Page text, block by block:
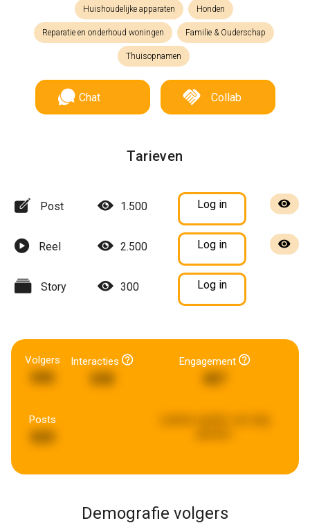
Huishoudelijke apparaten Honden
Reparatie en onderhoud woningen Familie & Ouderschap
Thuisopnamen
Chat Collab
Tarieven
Post 1.500 Log in
Reel 2.500 Log in
Story 300 Log in
Volgers
606
Interacties
658
Engagement
Posts
Demografie volgers